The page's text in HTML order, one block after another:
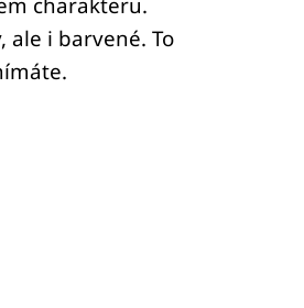
i barvené. To